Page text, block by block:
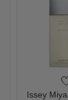
Issey